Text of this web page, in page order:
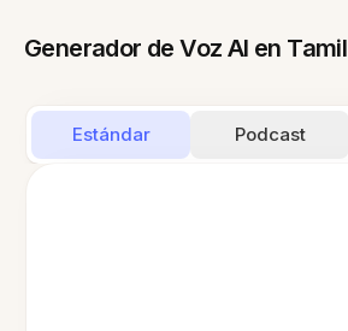
Generador de Voz AI en Tamil
Estándar Podcast